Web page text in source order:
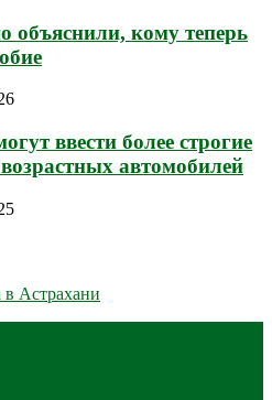
объяснили, кому теперь
ввести более строгие
автомобилей
в Астрахани